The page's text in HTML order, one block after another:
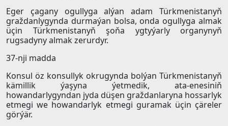
Eger çagany ogullyga alýan adam Türkmenistanyň
graždanlygynda durmaýan bolsa, onda ogullyga almak
üçin Türkmenistanyň şoňa ygtyýarly organynyň
rugsadyny almak zerurdyr.
37-nji madda
Konsul öz konsullyk okrugynda bolýan Türkmenistanyň
kämillik ýaşyna ýetmedik, ata-enesiniň
howandarlygyndan jyda düşen graždanlaryna hossarlyk
etmegi we howandarlyk etmegi guramak üçin çäreler
görýär.